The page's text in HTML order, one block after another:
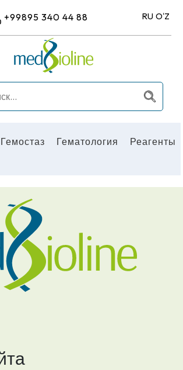
+99895 340 44 88 RU OʻZ
Гемостаз Гематология Реагенты
ОБОРУДОВАНИЕ